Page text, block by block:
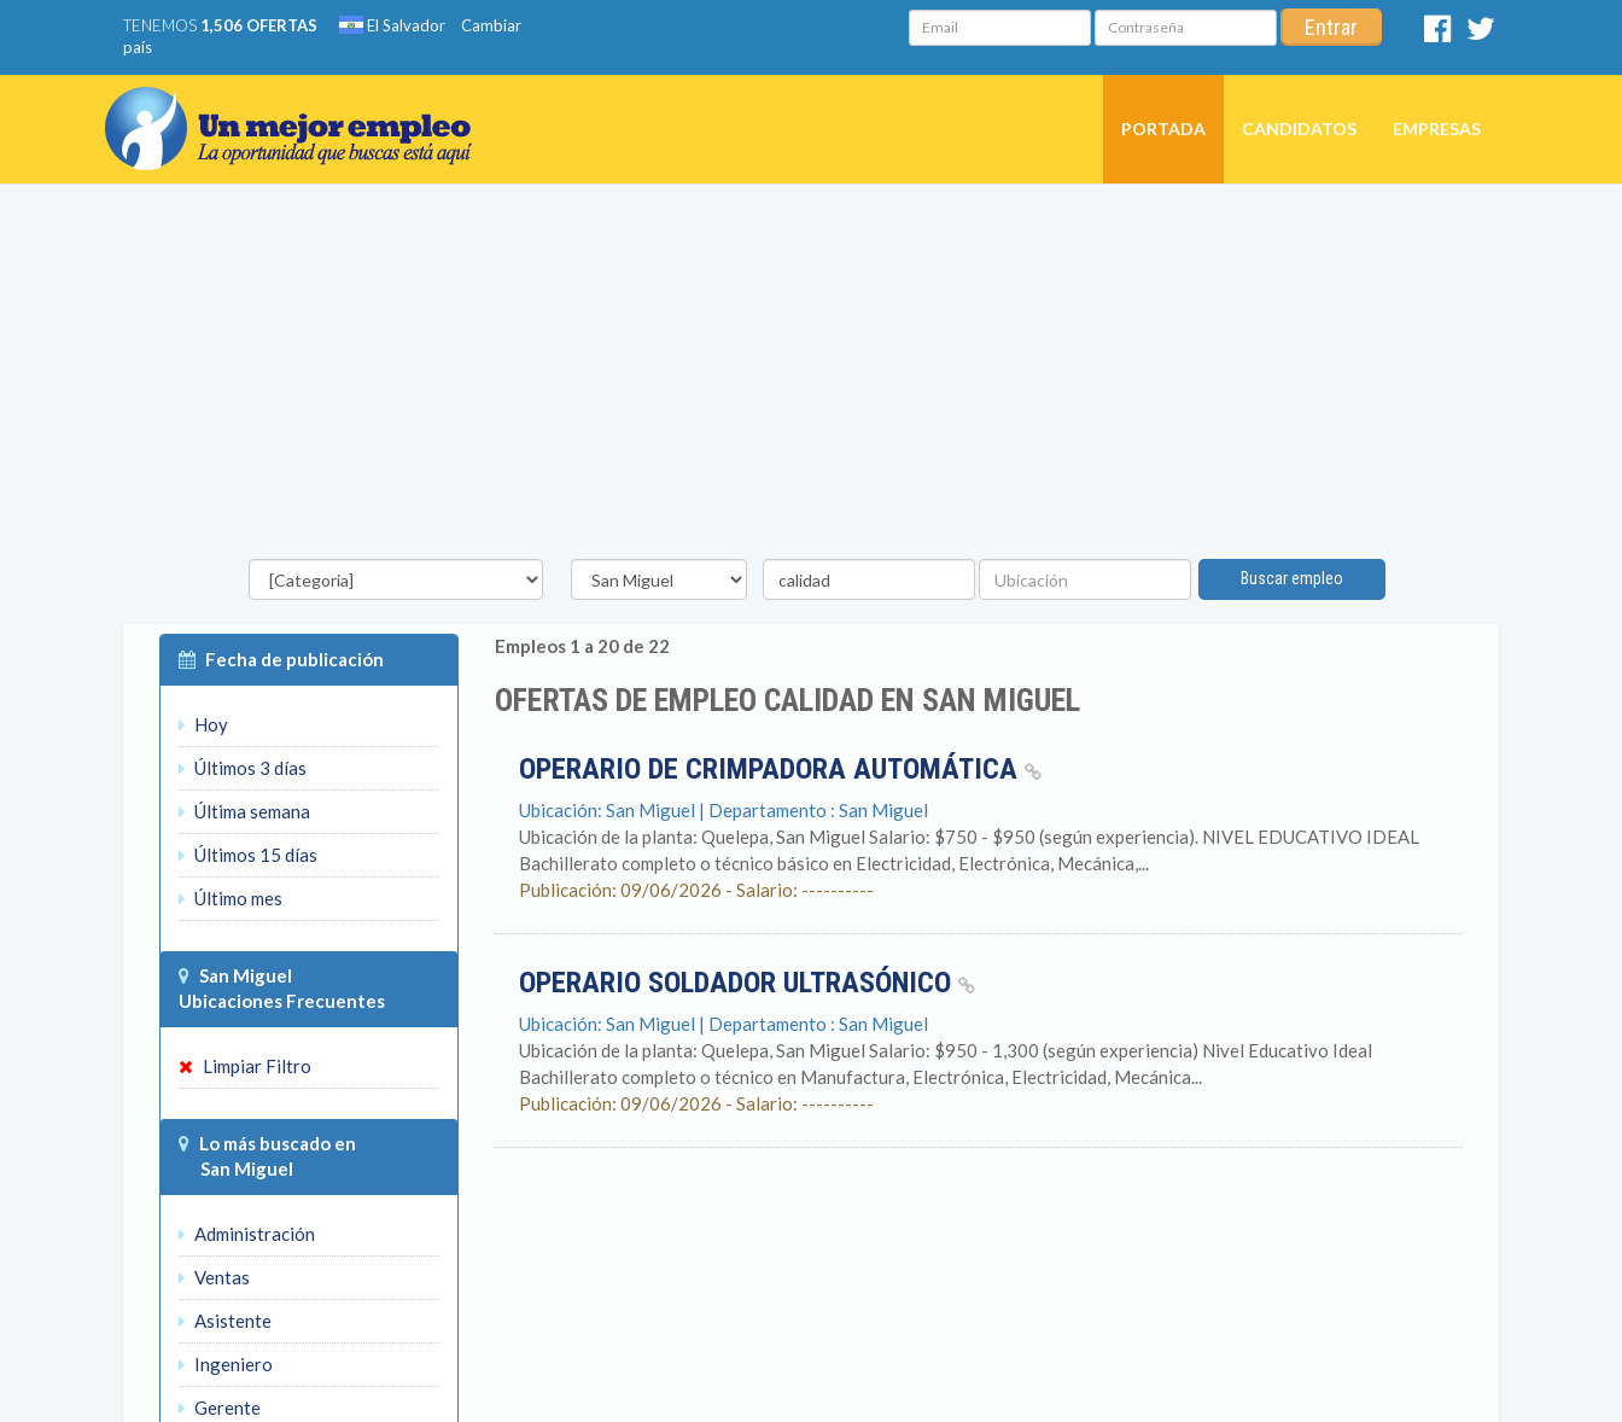
TENEMOS 1,506 OFERTAS El Salvador
Cambiar
país
Email Contraseña Entrar
Facebook
PORTADA CANDIDATOS EMPRESAS
Categorías Departamento
Palabra
clave
Ubicación
Buscar empleo
Fecha de publicación
Hoy
Últimos 3 días
Última semana
Últimos 15 días
Último mes
San Miguel
Ubicaciones Frecuentes
Limpiar Filtro
Lo más buscado en
San Miguel
Administración
Ventas
Asistente
Ingeniero
Gerente
Empleos 1 a 20 de 22
OFERTAS DE EMPLEO CALIDAD EN SAN MIGUEL
OPERARIO DE CRIMPADORA AUTOMÁTICA
Ubicación: San Miguel | Departamento : San Miguel
Ubicación de la planta: Quelepa, San Miguel Salario: $750 - $950 (según experiencia). NIVEL EDUCATIVO IDEAL
Bachillerato completo o técnico básico en Electricidad, Electrónica, Mecánica,...
Publicación: 09/06/2026 - Salario: ----------
OPERARIO SOLDADOR ULTRASÓNICO
Ubicación: San Miguel | Departamento : San Miguel
Ubicación de la planta: Quelepa, San Miguel Salario: $950 - 1,300 (según experiencia) Nivel Educativo Ideal
Bachillerato completo o técnico en Manufactura, Electrónica, Electricidad, Mecánica...
Publicación: 09/06/2026 - Salario: ----------